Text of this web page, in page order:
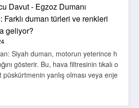
Davut- Egzoz Dumanı
Farklı duman türleri ve renkleri
geliyor?
Siyah duman, motorun yeterince h
gösterir. Bu, hava filtresinin tıkalı o
püskürtmenin yanlış olması veya enje